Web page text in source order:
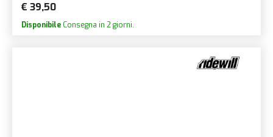
€ 39,50
Disponibile Consegna in 2 giorni.